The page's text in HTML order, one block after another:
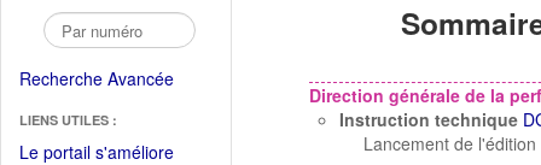
Recherche Avancée
LIENS UTILES :
Le portail s'améliore(Fichier
Direction générale de la
Instruction technique
Lancement de